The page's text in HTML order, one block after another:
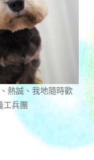
熱誠、我地隨時歡
工兵團